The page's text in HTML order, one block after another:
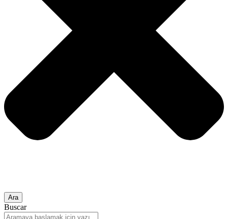
Ara
Buscar